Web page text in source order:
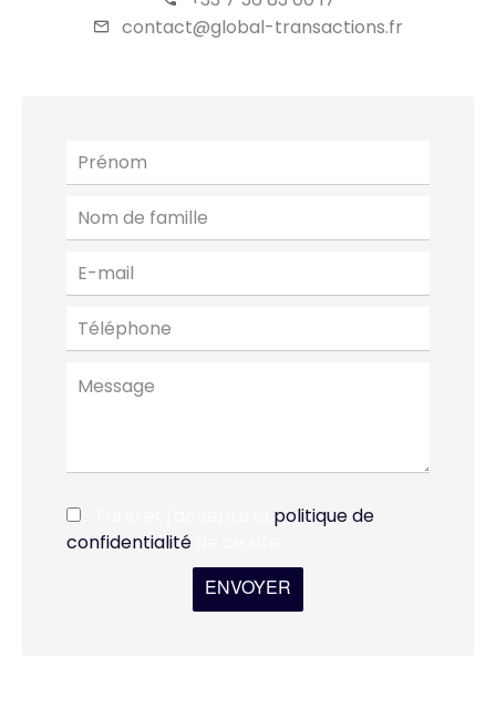
contact@global-transactions.fr
politique de
confidentialité
ENVOYER